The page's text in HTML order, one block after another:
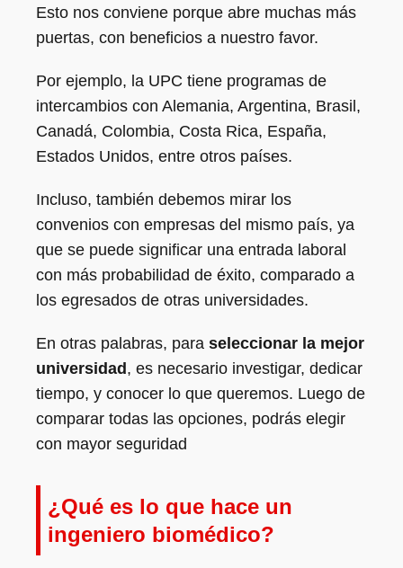
Esto nos conviene porque abre muchas más
puertas, con beneficios a nuestro favor.
Por ejemplo, la UPC tiene programas de
intercambios con Alemania, Argentina, Brasil,
Canadá, Colombia, Costa Rica, España,
Estados Unidos, entre otros países.
Incluso, también debemos mirar los
convenios con empresas del mismo país, ya
que se puede significar una entrada laboral
con más probabilidad de éxito, comparado a
los egresados de otras universidades.
En otras palabras, para seleccionar la mejor
universidad, es necesario investigar, dedicar
tiempo, y conocer lo que queremos. Luego de
comparar todas las opciones, podrás elegir
con mayor seguridad
¿Qué es lo que hace un
ingeniero biomédico?